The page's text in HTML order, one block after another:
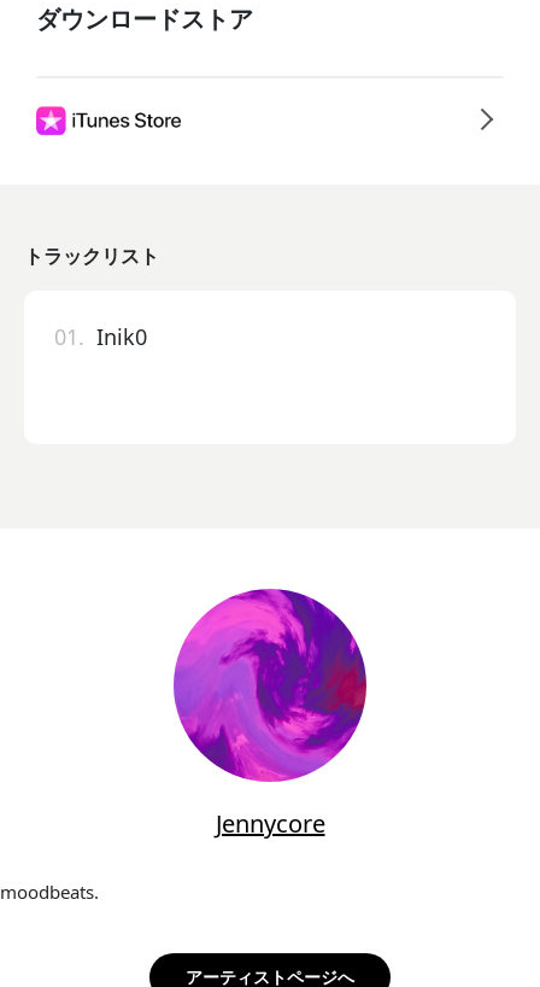
ダウンロードストア
トラックリスト
01. Inik0
Jennycore
moodbeats.
アーティストページへ